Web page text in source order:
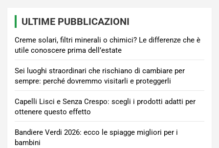
ULTIME PUBBLICAZIONI
Creme solari, filtri minerali o chimici? Le differenze che è
utile conoscere prima dell’estate
Sei luoghi straordinari che rischiano di cambiare per
sempre: perché dovremmo visitarli e proteggerli
Capelli Lisci e Senza Crespo: scegli i prodotti adatti per
ottenere questo effetto
Bandiere Verdi 2026: ecco le spiagge migliori per i
bambini